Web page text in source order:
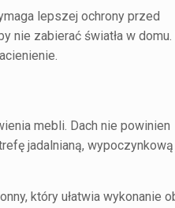
lepszej ochrony przed
nie zabierać światła w
mebli. Dach nie powinien
jadalnianą,
który ułatwia wykonanie